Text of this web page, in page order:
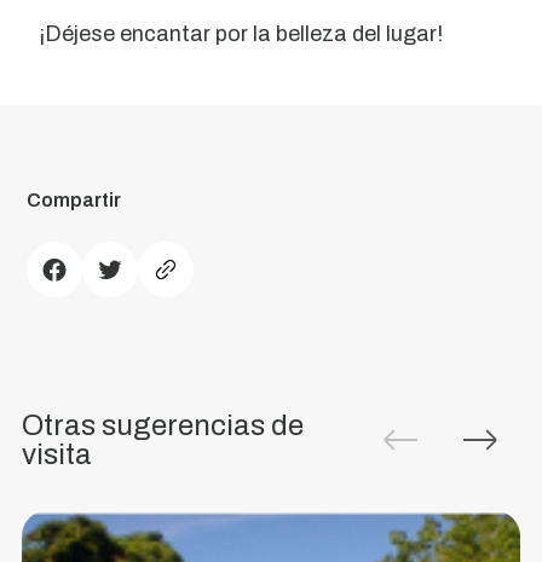
¡Déjese encantar por la belleza del lugar!
Compartir
Otras sugerencias de
visita
Nuestra
de
los
pies
la
Serra